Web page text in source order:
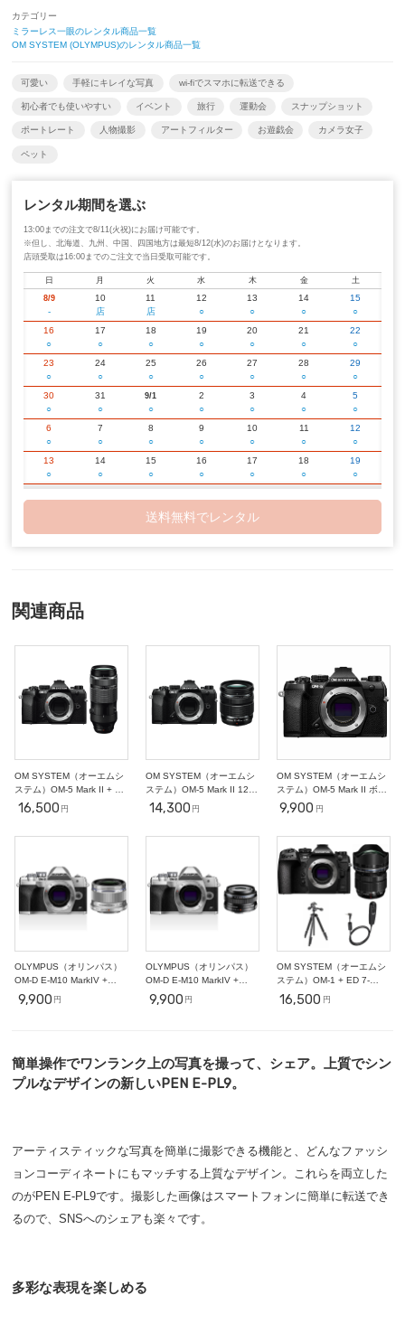
カテゴリー
ミラーレス一眼のレンタル商品一覧
OM SYSTEM (OLYMPUS)のレンタル商品一覧
可愛い 手軽にキレイな写真 wi-fiでスマホに転送できる
初心者でも使いやすい イベント 旅行 運動会 スナップショット
ポートレート 人物撮影 アートフィルター お遊戯会 カメラ女子
ペット
レンタル期間を選ぶ
13:00までの注文で8/11(火祝)にお届け可能です。
※但し、北海道、九州、中国、四国地方は最短8/12(水)のお届けとなります。
店頭受取は16:00までのご注文で当日受取可能です。
日 月 火 水 木 金 土
8/9
-
10
店
11
店
12
○
13
○
14
○
15
○
16
○
17
○
18
○
19
○
20
○
21
○
22
○
23
○
24
○
25
○
26
○
27
○
28
○
29
○
30
○
31
○
9/1
○
2
○
3
○
4
○
5
○
6
○
7
○
8
○
9
○
10
○
11
○
12
○
13
○
14
○
15
○
16
○
17
○
18
○
19
○
29
30
○
18
○
11/1
○
2
○
3
○
4
○
5
○
6
○
7
○
8
9
○
10
11
12
13
-
14
-
送料無料でレンタル
関連商品
OM SYSTEM（オーエムシ
ステム）OM-5 Mark II + ED
100-400mm F5.0-6.3 【ス
ポーツ撮影セット】
16,500 円
OM SYSTEM（オーエムシ
ステム）OM-5 Mark II 12-
45mm F4 レンズキット ミ
ラーレス一眼
14,300 円
OM SYSTEM（オーエムシ
ステム）OM-5 Mark II ボデ
ィ ミラーレス一眼
9,900 円
OLYMPUS（オリンパス）
OM-D E-M10 MarkIV +
25mm F1.8【初心者向けポ
ートレート撮影セット】
9,900 円
OLYMPUS（オリンパス）
OM-D E-M10 MarkIV +
17mm F1.8【初心者向けポ
ートレート撮影セット】
9,900 円
OM SYSTEM（オーエムシ
ステム）OM-1 + ED 7-
14mm F2.8 PRO + 三脚 +
RM-CB2【星空撮影セッ
16,500 円
簡単操作でワンランク上の写真を撮って、シェア。上質でシン
プルなデザインの新しいPEN E-PL9。
アーティスティックな写真を簡単に撮影できる機能と、どんなファッシ
ョンコーディネートにもマッチする上質なデザイン。これらを両立した
のがPEN E-PL9です。撮影した画像はスマートフォンに簡単に転送でき
るので、SNSへのシェアも楽々です。
多彩な表現を楽しめる